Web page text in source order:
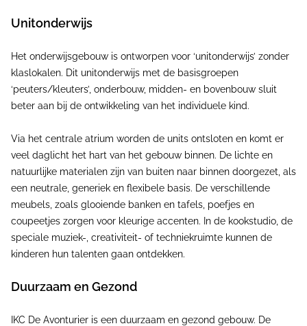
Unitonderwijs
Het onderwijsgebouw is ontworpen voor ‘unitonderwijs’ zonder
klaslokalen. Dit unitonderwijs met de basisgroepen
‘peuters/kleuters’, onderbouw, midden- en bovenbouw sluit
beter aan bij de ontwikkeling van het individuele kind.
Via het centrale atrium worden de units ontsloten en komt er
veel daglicht het hart van het gebouw binnen. De lichte en
natuurlijke materialen zijn van buiten naar binnen doorgezet, als
een neutrale, generiek en flexibele basis. De verschillende
meubels, zoals glooiende banken en tafels, poefjes en
coupeetjes zorgen voor kleurige accenten. In de kookstudio, de
speciale muziek-, creativiteit- of techniekruimte kunnen de
kinderen hun talenten gaan ontdekken.
Duurzaam en Gezond
IKC De Avonturier is een duurzaam en gezond gebouw. De